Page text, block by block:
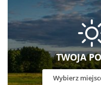
TWOJA
Wybierz